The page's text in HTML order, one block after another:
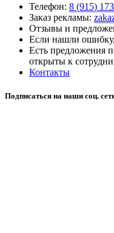
Телефон: 8 (915)
Заказ рекламы:
Отзывы и
Если нашли
Есть предложения
открыты к
Контакты
Подписаться на наши соц.